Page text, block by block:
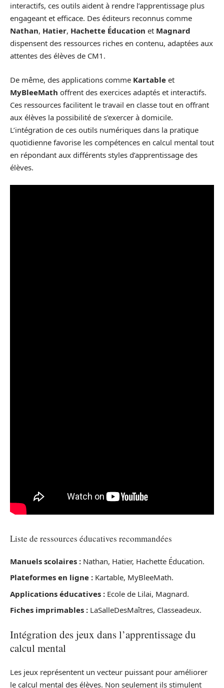
interactifs, ces outils aident à rendre l’apprentissage plus
engageant et efficace. Des éditeurs reconnus comme
Nathan, Hatier, Hachette Éducation et Magnard
dispensent des ressources riches en contenu, adaptées aux
attentes des élèves de CM1.
De même, des applications comme Kartable et
MyBleeMath offrent des exercices adaptés et interactifs.
Ces ressources facilitent le travail en classe tout en offrant
aux élèves la possibilité de s’exercer à domicile.
L’intégration de ces outils numériques dans la pratique
quotidienne favorise les compétences en calcul mental tout
en répondant aux différents styles d’apprentissage des
élèves.
Liste de ressources éducatives recommandées
Manuels scolaires : Nathan, Hatier, Hachette Éducation.
Plateformes en ligne : Kartable, MyBleeMath.
Applications éducatives : Ecole de Lilai, Magnard.
Fiches imprimables : LaSalleDesMaîtres, Classeadeux.
Intégration des jeux dans l’apprentissage du
calcul mental
Les jeux représentent un vecteur puissant pour améliorer
le calcul mental des élèves. Non seulement ils stimulent